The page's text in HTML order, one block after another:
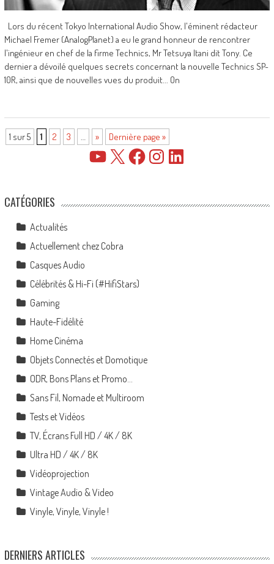
Lors du récent Tokyo International Audio Show, l'éminent rédacteur
Michael Fremer (AnalogPlanet) a eu le grand honneur de rencontrer
l'ingénieur en chef de la firme Technics, Mr Tetsuya Itani dit Tony. Ce
dernier a dévoilé quelques secrets concernant la nouvelle Technics SP-
10R, ainsi que de nouvelles vues du produit... On
1 sur 5 1 2 3 … » Dernière page »
YouTube FacebookInstagramLinkedIn
CATÉGORIES
Actualités
Actuellement chez Cobra
Casques Audio
Célébrités & Hi-Fi (#HifiStars)
Gaming
Haute-Fidélité
Home Cinéma
Objets Connectés et Domotique
ODR, Bons Plans et Promo…
Sans Fil, Nomade et Multiroom
Tests et Vidéos
TV, Écrans Full HD / 4K / 8K
Ultra HD / 4K / 8K
Vidéoprojection
Vintage Audio & Video
Vinyle, Vinyle, Vinyle !
DERNIERS ARTICLES